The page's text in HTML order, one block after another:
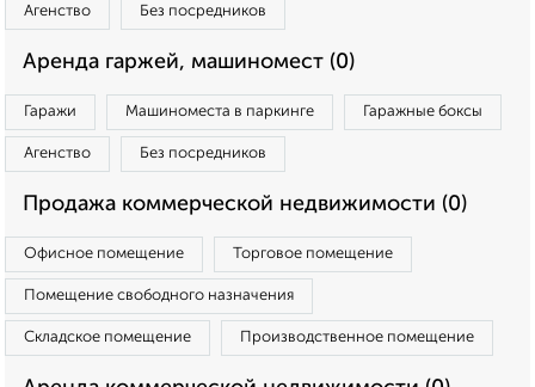
Агенство Без посредников
Аренда гаржей, машиномест (0)
Гаражи Машиноместа в паркинге Гаражные боксы
Агенство Без посредников
Продажа коммерческой недвижимости (0)
Офисное помещение Торговое помещение
Помещение свободного назначения
Складское помещение Производственное помещение